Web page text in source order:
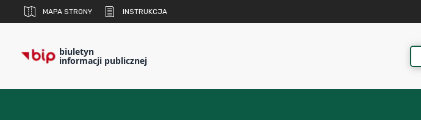
MAPA STRONY INSTRUKCJA
biuletyn
informacji publicznej